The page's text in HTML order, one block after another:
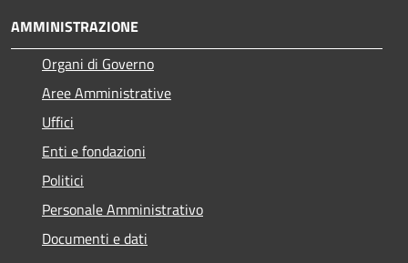
AMMINISTRAZIONE
Organi di Governo
Aree Amministrative
Uffici
Enti e fondazioni
Politici
Personale Amministrativo
Documenti e dati